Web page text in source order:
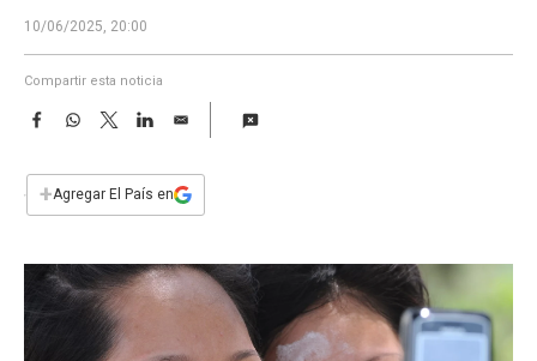
10/06/2025, 20:00
Compartir esta noticia
F
e
b
k
W
s
T
w
t
L
n
E
i
l
+Agregar El País en